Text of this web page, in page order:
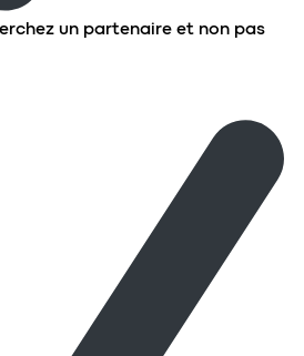
un partenaire et non pas